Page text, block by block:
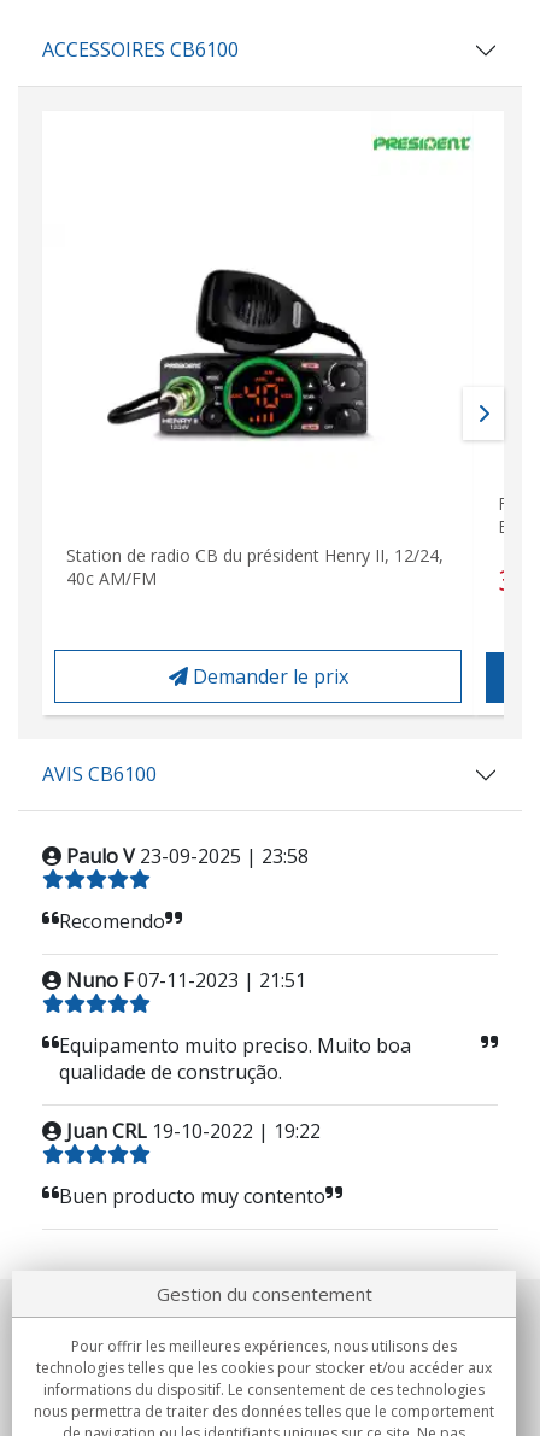
ACCESSOIRES CB6100
Station de radio CB du président Henry II, 12/24,
40c AM/FM
Demander le prix
AVIS CB6100
Paulo V 23-09-2025 | 23:58
Recomendo
Nuno F07-11-2023 | 21:51
Equipamento muito preciso. Muito boa
qualidade de construção.
Juan CRL 19-10-2022 | 19:22
Buen producto muy contento
Notre société
Engagements
Gestion du consentement
Pour offrir les meilleures expériences, nous utilisons des
technologies telles que les cookies pour stocker et/ou accéder aux
informations du dispositif. Le consentement de ces technologies
nous permettra de traiter des données telles que le comportement